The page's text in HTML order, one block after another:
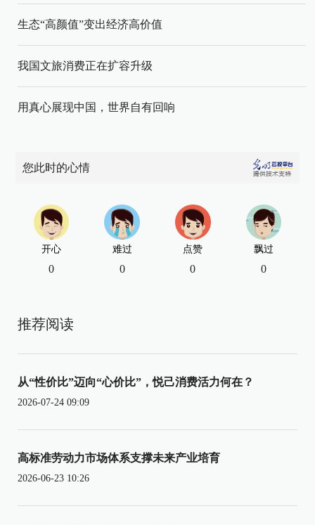
生态“高颜值”变出经济高价值
我国文旅消费正在扩容升级
用真心展现中国，世界自有回响
您此时的心情
开心
0
难过
0
点赞
0
飘过
0
推荐阅读
从“性价比”迈向“心价比”，悦己消费活力何在？
2026-07-24 09:09
高标准劳动力市场体系支撑未来产业培育
2026-06-23 10:26